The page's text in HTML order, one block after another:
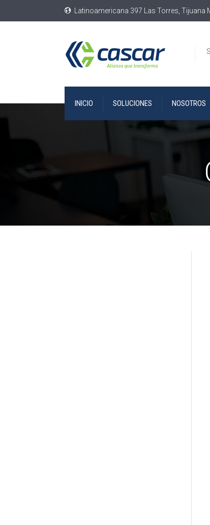
Latinoamericana 397 Las Torres, Tijuana
INICIO SOLUCIONES NOSOTROS